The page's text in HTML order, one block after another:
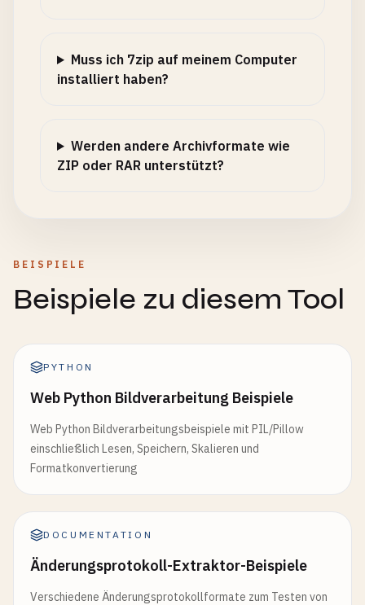
Muss ich 7zip auf meinem Computer
installiert haben?
Werden andere Archivformate wie
ZIP oder RAR unterstützt?
BEISPIELE
Beispiele zu diesem Tool
PYTHON
Web Python Bildverarbeitung Beispiele
Web Python Bildverarbeitungsbeispiele mit PIL/Pillow
einschließlich Lesen, Speichern, Skalieren und
Formatkonvertierung
DOCUMENTATION
Änderungsprotokoll-Extraktor-Beispiele
Verschiedene Änderungsprotokollformate zum Testen von